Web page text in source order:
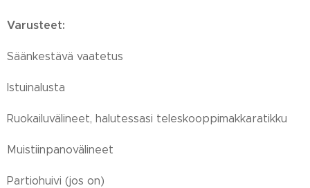
Varusteet:
Säänkestävä vaatetus
Istuinalusta
Ruokailuvälineet, halutessasi teleskooppimakkaratikku
Muistiinpanovälineet
Partiohuivi (jos on)